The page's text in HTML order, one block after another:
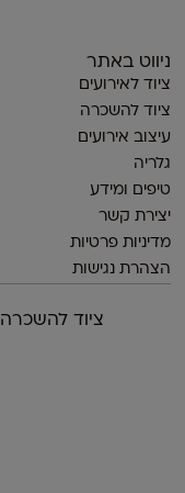
ניווט באתר
ציוד לאירועים
ציוד להשכרה
עיצוב אירועים
גלריה
טיפים ומידע
יצירת קשר
מדיניות פרטיות
הצהרת נגישות
ציוד להשכרה